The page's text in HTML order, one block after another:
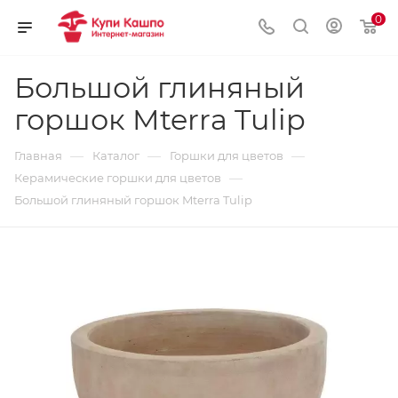
0
Большой глиняный
горшок Mterra Tulip
Главная — Каталог — Горшки для цветов —
Керамические горшки для цветов —
Большой глиняный горшок Mterra Tulip